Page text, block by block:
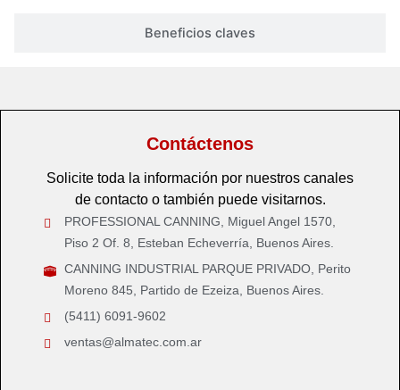
Beneficios claves
Contáctenos
Solicite toda la información por nuestros canales
de contacto o también puede visitarnos.
PROFESSIONAL CANNING, Miguel Angel 1570,
Piso 2 Of. 8, Esteban Echeverría, Buenos Aires.
CANNING INDUSTRIAL PARQUE PRIVADO, Perito
Moreno 845, Partido de Ezeiza, Buenos Aires.
(5411) 6091-9602
ventas@almatec.com.ar